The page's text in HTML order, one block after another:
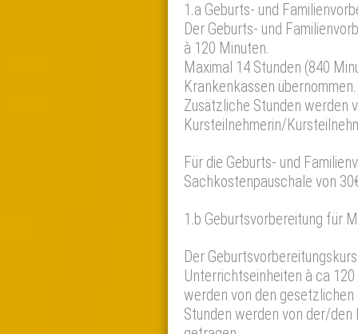
1.a Geburts- und
Der Geburts- und
à 120 Minuten.
Maximal 14 Stunden (840
Krankenkassen übernommen.
Zusätzliche Stunden werden
Kursteilnehmerin/
Für die Geburts- und
Sachkostenpauschale von
1.b Geburtsvorbereitung für
Der
Unterrichtseinheiten à ca
werden von den
Stunden werden von der/